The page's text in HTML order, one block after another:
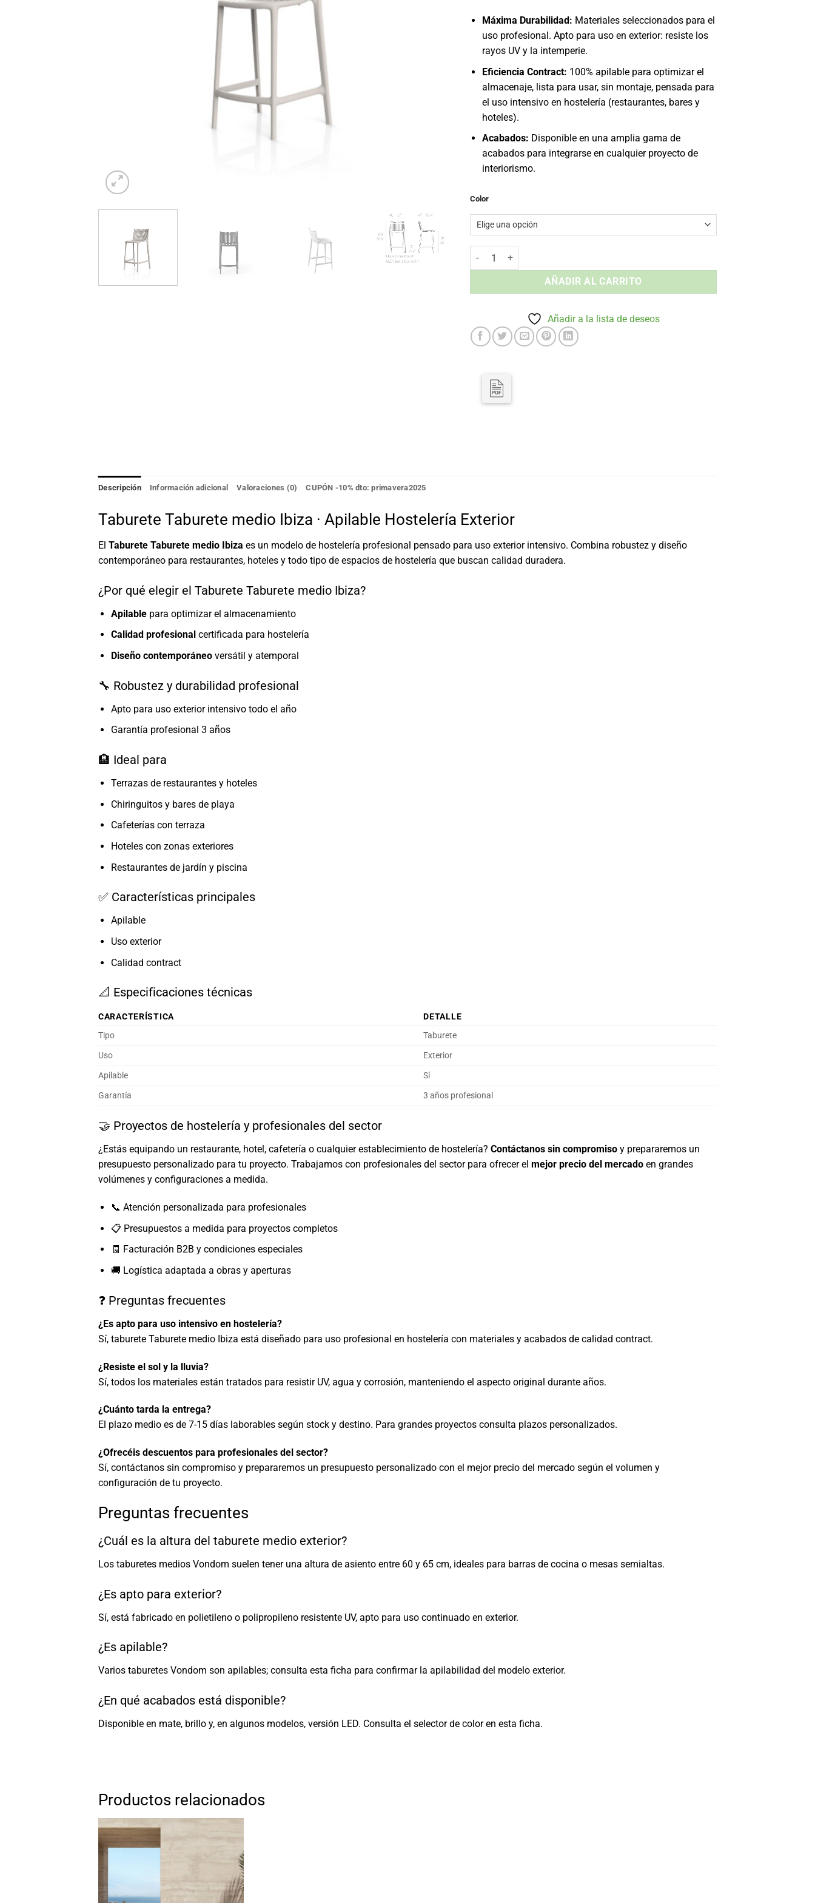
Máxima Durabilidad: Materiales seleccionados para el
uso profesional. Apto para uso en exterior: resiste los
rayos UV y la intemperie.
Eficiencia Contract: 100% apilable para optimizar el
almacenaje, lista para usar, sin montaje, pensada para
el uso intensivo en hostelería (restaurantes, bares y
hoteles).
Acabados: Disponible en una amplia gama de
acabados para integrarse en cualquier proyecto de
interiorismo.
Color
Taburete sin Brazos medio Ibiza Vondom - Apilable Exterior cantidad
AÑADIR AL CARRITO
Añadir a la lista de deseos
Descripción Información adicional Valoraciones (0) CUPÓN -10% dto: primavera2025
Taburete Taburete medio Ibiza · Apilable Hostelería Exterior
El Taburete Taburete medio Ibiza es un modelo de hostelería profesional pensado para uso exterior intensivo. Combina robustez y diseño
contemporáneo para restaurantes, hoteles y todo tipo de espacios de hostelería que buscan calidad duradera.
¿Por qué elegir el Taburete Taburete medio Ibiza?
Apilablepara optimizar el almacenamiento
Calidad profesional certificada para hostelería
Diseño contemporáneoversátil y atemporal
🔧 Robustez y durabilidad profesional
Apto para uso exterior intensivo todo el año
Garantía profesional 3 años
🏨 Ideal para
Terrazas de restaurantes y hoteles
Chiringuitos y bares de playa
Cafeterías con terraza
Hoteles con zonas exteriores
Restaurantes de jardín y piscina
✅ Características principales
Apilable
Uso exterior
Calidad contract
📐 Especificaciones técnicas
CARACTERÍSTICA
DETALLE
Tipo
Taburete
Uso
Exterior
Apilable
Sí
Garantía
3 años profesional
🤝 Proyectos de hostelería y profesionales del sector
¿Estás equipando un restaurante, hotel, cafetería o cualquier establecimiento de hostelería? Contáctanos sin compromiso y prepararemos un
presupuesto personalizado para tu proyecto. Trabajamos con profesionales del sector para ofrecer el mejor precio del mercado en grandes
volúmenes y configuraciones a medida.
📞 Atención personalizada para profesionales
📋 Presupuestos a medida para proyectos completos
🧾 Facturación B2B y condiciones especiales
🚚 Logística adaptada a obras y aperturas
❓ Preguntas frecuentes
¿Es apto para uso intensivo en hostelería?
Sí, taburete Taburete medio Ibiza está diseñado para uso profesional en hostelería con materiales y acabados de calidad contract.
¿Resiste el sol y la lluvia?
Sí, todos los materiales están tratados para resistir UV, agua y corrosión, manteniendo el aspecto original durante años.
¿Cuánto tarda la entrega?
El plazo medio es de 7-15 días laborables según stock y destino. Para grandes proyectos consulta plazos personalizados.
¿Ofrecéis descuentos para profesionales del sector?
Sí, contáctanos sin compromiso y prepararemos un presupuesto personalizado con el mejor precio del mercado según el volumen y
configuración de tu proyecto.
Preguntas frecuentes
¿Cuál es la altura del taburete medio exterior?
Los taburetes medios Vondom suelen tener una altura de asiento entre 60 y 65 cm, ideales para barras de cocina o mesas semialtas.
¿Es apto para exterior?
Sí, está fabricado en polietileno o polipropileno resistente UV, apto para uso continuado en exterior.
¿Es apilable?
Varios taburetes Vondom son apilables; consulta esta ficha para confirmar la apilabilidad del modelo exterior.
¿En qué acabados está disponible?
Disponible en mate, brillo y, en algunos modelos, versión LED. Consulta el selector de color en esta ficha.
Productos relacionados
Añadir
deseos